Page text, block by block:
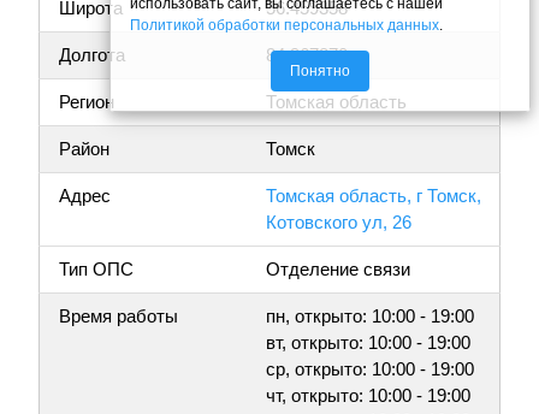
Широта 56.459358
Долгота 84.967870
Регион Томская область
Район Томск
Адрес
Томская область, г Томск,
Котовского ул, 26
Тип ОПС Отделение связи
Время работы
пн, открыто: 10:00 - 19:00
вт, открыто: 10:00 - 19:00
ср, открыто: 10:00 - 19:00
чт, открыто: 10:00 - 19:00
использовать сайт, вы соглашаетесь с нашей
Политикой обработки персональных данных.
Понятно